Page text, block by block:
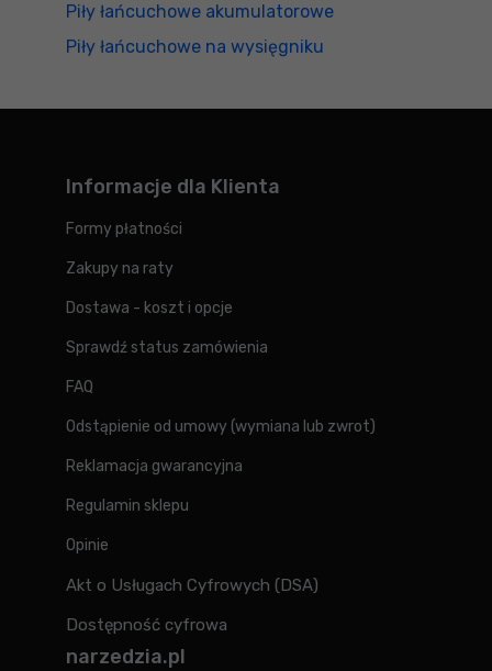
Piły łańcuchowe akumulatorowe
Piły łańcuchowe na wysięgniku
Informacje dla Klienta
Formy płatności
Zakupy na raty
Dostawa - koszt i opcje
Sprawdź status zamówienia
FAQ
Odstąpienie od umowy (wymiana lub zwrot)
Reklamacja gwarancyjna
Regulamin sklepu
Opinie
Akt o Usługach Cyfrowych (DSA)
Dostępność cyfrowa
narzedzia.pl